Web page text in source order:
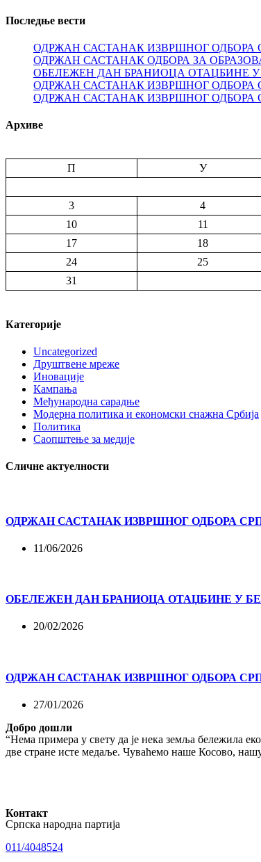
Последње вести
ОДРЖАН САСТАНАК ИЗВРШНОГ ОДБОРА
ОДРЖАН САСТАНАК ОДБОРА ЗА
ОБЕЛЕЖЕН ДАН БРАНИОЦА ОТАЏБИНЕ У
ОДРЖАН САСТАНАК ИЗВРШНОГ ОДБОРА
ОДРЖАН САСТАНАК ИЗВРШНОГ ОДБОРА
Архиве
П
У
3
4
10
11
17
18
24
25
31
Категорије
Uncategorized
Друштвене мреже
Иновације
Кампања
Међународна сарадње
Модерна политика и економски снажна Србија
Политика
Саопштење за медије
Сличне актуелности
ОДРЖАН САСТАНАК ИЗВРШНОГ ОДБОРА
11/06/2026
ОБЕЛЕЖЕН ДАН БРАНИОЦА ОТАЏБИНЕ У
20/02/2026
ОДРЖАН САСТАНАК ИЗВРШНОГ ОДБОРА
27/01/2026
Добро дошли
“Нема примера у свету да је нека земља бележила
две стране исте медаље. Чуваћемо наше Косово,
Контакт
Српска народна партија
011/4048524